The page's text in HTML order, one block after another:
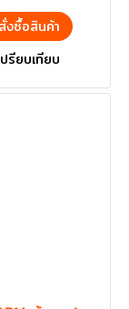
สั่งซื้อสินค้า
ปรียบเทียบ